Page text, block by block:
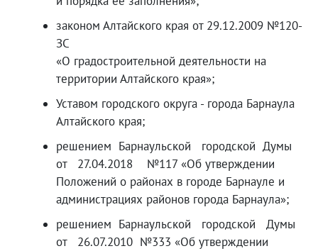
законом Алтайского края от 29.12.2009 №120-
ЗС
«О градостроительной деятельности на
территории Алтайского края»;
Уставом городского округа - города Барнаула
Алтайского края;
решением Барнаульской городской Думы
от 27.04.2018 №117 «Об утверждении
Положений о районах в городе Барнауле и
администрациях районов города Барнаула»;
решением Барнаульской городской Думы
от 26.07.2010 №333 «Об утверждении